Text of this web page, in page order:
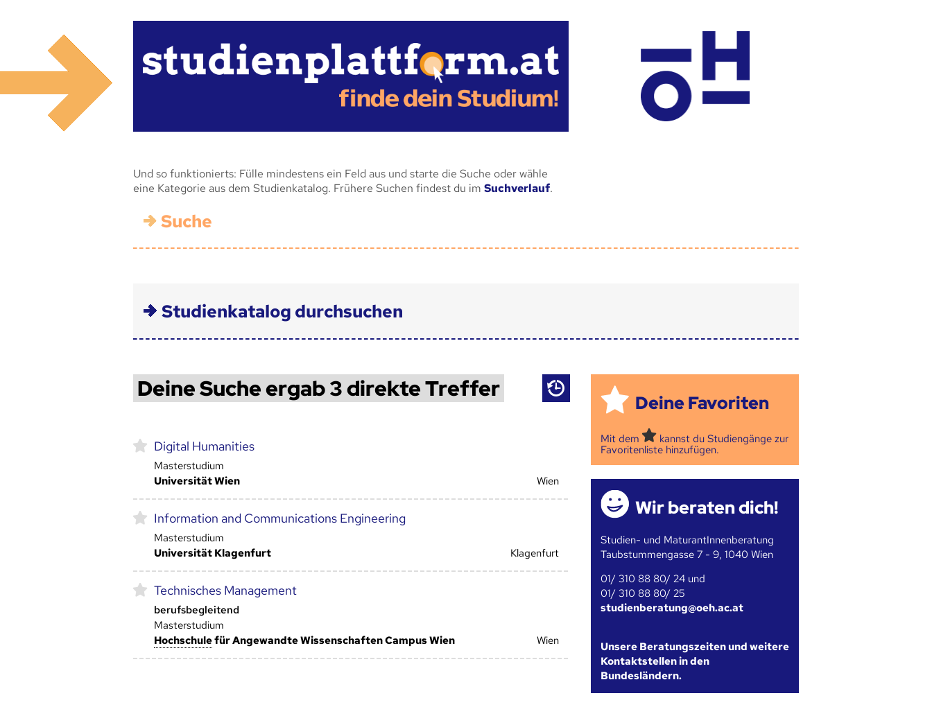
Und so funktionierts: Fülle mindestens ein Feld aus und starte die Suche oder wähle
eine Kategorie aus dem Studienkatalog. Frühere Suchen findest du im Suchverlauf.
Suche
Studienkatalog durchsuchen
Deine Suche ergab 3 direkte Treffer
Digital Humanities
Masterstudium
Universität Wien
Wien
Information and Communications Engineering
Masterstudium
Universität Klagenfurt
Klagenfurt
Technisches Management
berufsbegleitend
Masterstudium
Hoch­schulefür Angewandte Wissenschaften Campus Wien Wien
Deine Favoriten
Mit dem
kannst du Studiengänge zur
Favoritenliste hinzufügen.
Wir beraten dich!
Studien- und MaturantInnenberatung
Taubstummengasse 7 - 9, 1040 Wien
01/ 310 88 80/ 24 und
01/ 310 88 80/ 25
studienberatung@oeh.ac.at
Unsere Beratungszeiten und weitere
Kontaktstellen in den
Bundesländern.